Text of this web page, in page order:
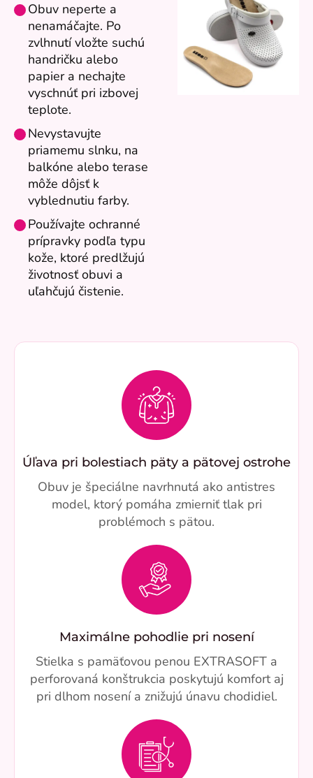
Obuv neperte a
nenamáčajte. Po
zvlhnutí vložte suchú
handričku alebo
papier a nechajte
vyschnúť pri izbovej
teplote.
Nevystavujte
priamemu slnku, na
balkóne alebo terase
môže dôjsť k
vyblednutiu farby.
Používajte ochranné
prípravky podľa typu
kože, ktoré predlžujú
životnosť obuvi a
uľahčujú čistenie.
Úľava pri bolestiach päty a pätovej ostrohe
Obuv je špeciálne navrhnutá ako antistres
model, ktorý pomáha zmierniť tlak pri
problémoch s pätou.
Maximálne pohodlie pri nosení
Stielka s pamäťovou penou EXTRASOFT a
perforovaná konštrukcia poskytujú komfort aj
pri dlhom nosení a znižujú únavu chodidiel.